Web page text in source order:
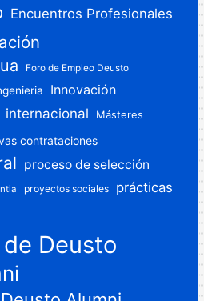
Encuentros Profesionales
Foro de Empleo Deusto
Innovación
internacional Másteres
contrataciones
proceso de selección
proyectos sociales prácticas
Deusto